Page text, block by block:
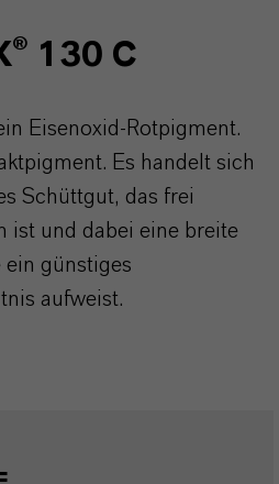
130 C
Eisenoxid-Rotpigment.
Es handelt sich
Schüttgut, das frei
ist und dabei eine breite
ein günstiges
aufweist.